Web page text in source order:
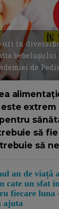
uri in
bebelușului
de
extrem
să
să ne
an de viață
cate un sfat
fiecare luna
ajuta